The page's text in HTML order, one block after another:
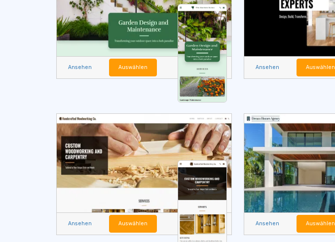
Ansehen Auswählen Ansehen Auswählen
Ansehen Auswählen Ansehen Auswählen